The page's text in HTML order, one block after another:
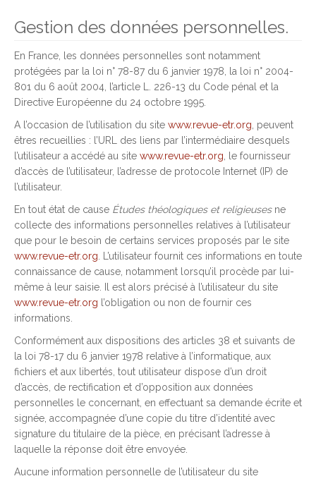
Gestion des données personnelles.
En France, les données personnelles sont notamment
protégées par la loi n° 78-87 du 6 janvier 1978, la loi n° 2004-
801 du 6 août 2004, l’article L. 226-13 du Code pénal et la
Directive Européenne du 24 octobre 1995.
A l’occasion de l’utilisation du site www.revue-etr.org , peuvent
êtres recueillies : l’URL des liens par l’intermédiaire desquels
l’utilisateur a accédé au site www.revue-etr.org , le fournisseur
d’accès de l’utilisateur, l’adresse de protocole Internet (IP) de
l’utilisateur.
En tout état de cause Études théologiques et religieusesne
collecte des informations personnelles relatives à l’utilisateur
que pour le besoin de certains services proposés par le site
www.revue-etr.org . L’utilisateur fournit ces informations en toute
connaissance de cause, notamment lorsqu’il procède par lui-
même à leur saisie. Il est alors précisé à l’utilisateur du site
www.revue-etr.org l’obligation ou non de fournir ces
informations.
Conformément aux dispositions des articles 38 et suivants de
la loi 78-17 du 6 janvier 1978 relative à l’informatique, aux
fichiers et aux libertés, tout utilisateur dispose d’un droit
d’accès, de rectification et d’opposition aux données
personnelles le concernant, en effectuant sa demande écrite et
signée, accompagnée d’une copie du titre d’identité avec
signature du titulaire de la pièce, en précisant l’adresse à
laquelle la réponse doit être envoyée.
Aucune information personnelle de l’utilisateur du site